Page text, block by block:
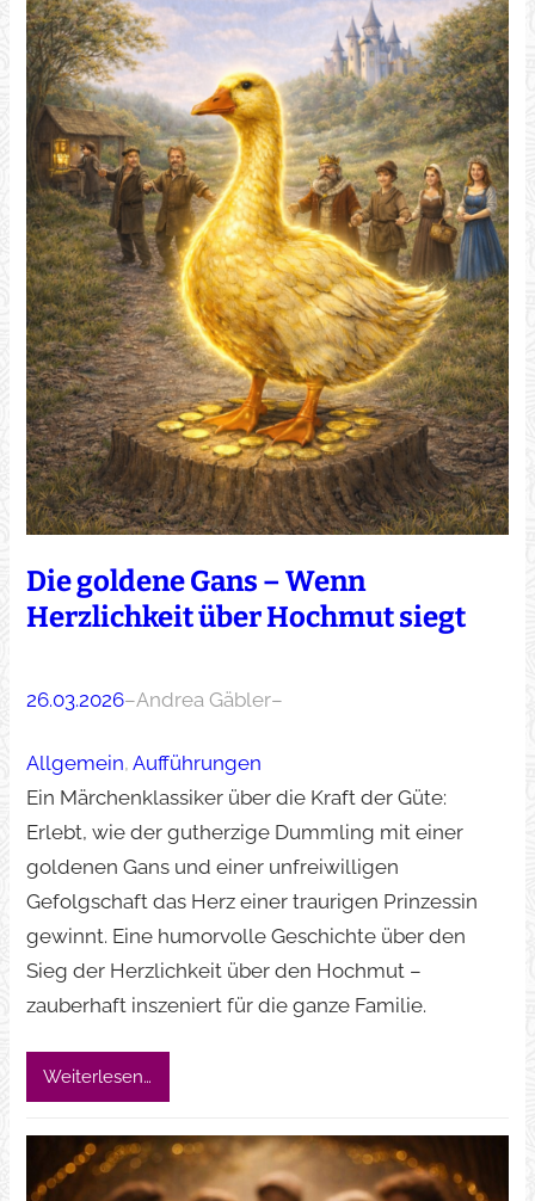
Die goldene Gans – Wenn
Herzlichkeit über Hochmut siegt
26.03.2026–Andrea Gäbler–
Allgemein, Aufführungen
Ein Märchenklassiker über die Kraft der Güte:
Erlebt, wie der gutherzige Dummling mit einer
goldenen Gans und einer unfreiwilligen
Gefolgschaft das Herz einer traurigen Prinzessin
gewinnt. Eine humorvolle Geschichte über den
Sieg der Herzlichkeit über den Hochmut –
zauberhaft inszeniert für die ganze Familie.
Weiterlesen…